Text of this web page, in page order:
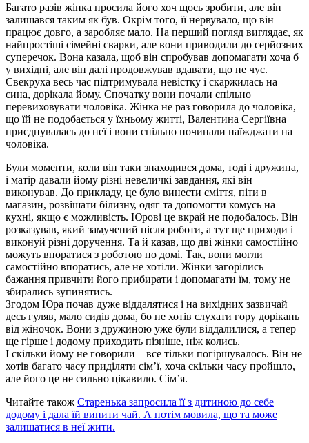
Багато разів жінка просила його хоч щось зробити, але він
залишався таким як був. Окрім того, її нервувало, що він
працює довго, а заробляє мало. На перший погляд виглядає, як
найпростіші сімейні сварки, але вони приводили до серйозних
суперечок. Вона казала, щоб він спробував допомагати хоча б
у вихідні, але він далі продовжував вдавати, що не чує.
Свекруха весь час підтримувала невістку і скаржилась на
сина, дорікала йому. Спочатку вони почали спільно
перевиховувати чоловіка. Жінка не раз говорила до чоловіка,
що їй не подобається у їхньому житті, Валентина Сергіївна
приєднувалась до неї і вони спільно починали наїжджати на
чоловіка.
Були моменти, коли він таки знаходився дома, тоді і дружина,
і матір давали йому різні невеличкі завдання, які він
виконував. До прикладу, це було винести сміття, піти в
магазин, розвішати білизну, одяг та допомогти комусь на
кухні, якщо є можливість. Юрові це вкрай не подобалось. Він
розказував, який замучений після роботи, а тут ще приходи і
виконуй різні доручення. Та й казав, що дві жінки самостійно
можуть впоратися з роботою по домі. Так, вони могли
самостійно впоратись, але не хотіли. Жінки загорілись
бажання привчити його прибирати і допомагати їм, тому не
збирались зупинятись.
Згодом Юра почав дуже віддалятися і на вихідних зазвичай
десь гуляв, мало сидів дома, бо не хотів слухати гору дорікань
від жіночок. Вони з дружиною уже були віддалилися, а тепер
ще гірше і додому приходить пізніше, ніж колись.
І скільки йому не говорили – все тільки погіршувалось. Він не
хотів багато часу приділяти сім’ї, хоча скільки часу пройшло,
але його це не сильно цікавило. Сім’я.
Читайте також Старенька запросила її з дитиною до себе
додому і дала їй випити чай. А потім мовила, що та може
залишатися в неї жити.